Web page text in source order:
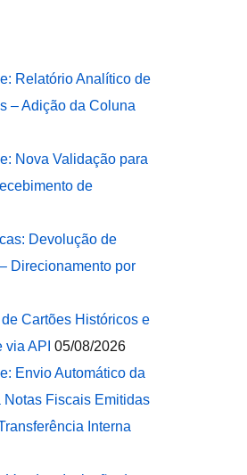
Relatório Analítico de
– Adição da Coluna
Nova Validação para
de
Devolução de
Direcionamento por
Cartões Históricos e
API 05/08/2026
Envio Automático da
Notas Fiscais Emitidas
Interna